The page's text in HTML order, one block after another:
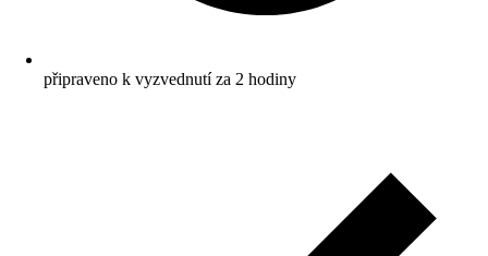
připraveno k vyzvednutí za 2 hodiny